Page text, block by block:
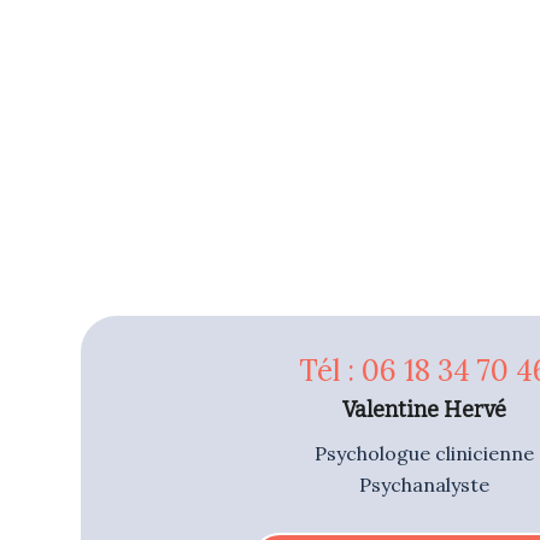
Tél : 06 18 34 70
Valentine Hervé
Psychologue clinicienne
Psychanalyste